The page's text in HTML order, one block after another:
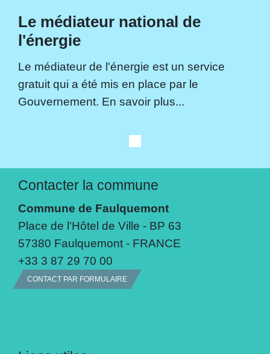
Le médiateur national de
l'énergie
Le médiateur de l'énergie est un service
gratuit qui a été mis en place par le
Gouvernement. En savoir plus...
Contacter la commune
Commune de Faulquemont
Place de l'Hôtel de Ville - BP 63
57380 Faulquemont - FRANCE
+33 3 87 29 70 00
CONTACT PAR FORMULAIRE